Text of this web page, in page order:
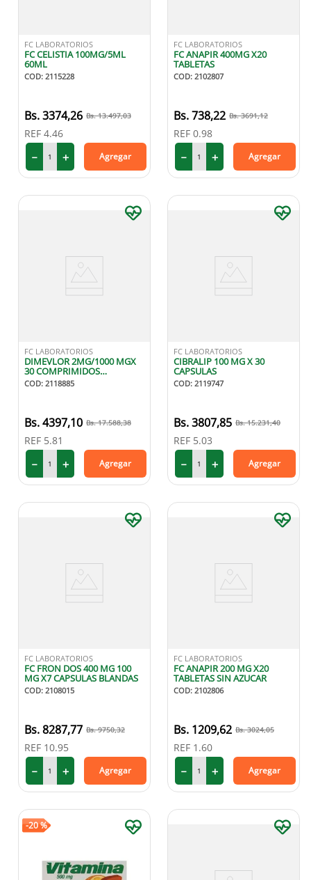
FC LABORATORIOS
FC CELISTIA 100MG/5ML
60ML
COD: 2115228
3374,26 13.497,03
REF 4.46
＋
－ Agregar
FC LABORATORIOS
FC ANAPIR 400MG X20
TABLETAS
COD: 2102807
738,22 3691,12
REF 0.98
＋
－ Agregar
FC LABORATORIOS
DIMEVLOR 2MG/1000 MGX
30 COMPRIMIDOS
RECUBIERTAS
COD: 2118885
4397,10 17.588,38
REF 5.81
＋
－ Agregar
FC LABORATORIOS
CIBRALIP 100 MG X 30
CAPSULAS
COD: 2119747
3807,85 15.231,40
REF 5.03
＋
－ Agregar
FC LABORATORIOS
FC FRON DOS 400 MG 100
MG X7 CAPSULAS BLANDAS
COD: 2108015
8287,77 9750,32
REF 10.95
＋
－ Agregar
FC LABORATORIOS
FC ANAPIR 200 MG X20
TABLETAS SIN AZUCAR
COD: 2102806
1209,62 3024,05
REF 1.60
＋
－ Agregar
-20 %